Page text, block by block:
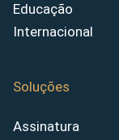
Educação
Internacional
Soluções
Assinatura